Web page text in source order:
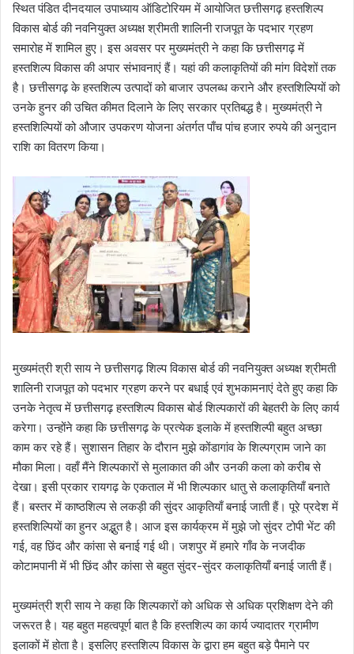
स्थित पंडित दीनदयाल उपाध्याय ऑडिटोरियम में आयोजित छत्तीसगढ़ हस्तशिल्प
विकास बोर्ड की नवनियुक्त अध्यक्ष श्रीमती शालिनी राजपूत के पदभार ग्रहण
समारोह में शामिल हुए। इस अवसर पर मुख्यमंत्री ने कहा कि छत्तीसगढ़ में
हस्तशिल्प विकास की अपार संभावनाएं हैं। यहां की कलाकृतियों की मांग विदेशों तक
है। छत्तीसगढ़ के हस्तशिल्प उत्पादों को बाजार उपलब्ध कराने और हस्तशिल्पियों को
उनके हुनर की उचित कीमत दिलाने के लिए सरकार प्रतिबद्ध है। मुख्यमंत्री ने
हस्तशिल्पियों को औजार उपकरण योजना अंतर्गत पाँच पांच हजार रुपये की अनुदान
राशि का वितरण किया।
मुख्यमंत्री श्री साय ने छत्तीसगढ़ शिल्प विकास बोर्ड की नवनियुक्त अध्यक्ष श्रीमती
शालिनी राजपूत को पदभार ग्रहण करने पर बधाई एवं शुभकामनाएं देते हुए कहा कि
उनके नेतृत्व में छत्तीसगढ़ हस्तशिल्प विकास बोर्ड शिल्पकारों की बेहतरी के लिए कार्य
करेगा। उन्होंने कहा कि छत्तीसगढ़ के प्रत्येक इलाके में हस्तशिल्पी बहुत अच्छा
काम कर रहे हैं। सुशासन तिहार के दौरान मुझे कोंडागांव के शिल्पग्राम जाने का
मौका मिला। वहाँ मैंने शिल्पकारों से मुलाकात की और उनकी कला को करीब से
देखा। इसी प्रकार रायगढ़ के एकताल में भी शिल्पकार धातु से कलाकृतियाँ बनाते
हैं। बस्तर में काष्ठशिल्प से लकड़ी की सुंदर आकृतियाँ बनाई जाती हैं। पूरे प्रदेश में
हस्तशिल्पियों का हुनर अद्भुत है। आज इस कार्यक्रम में मुझे जो सुंदर टोपी भेंट की
गई, वह छिंद और कांसा से बनाई गई थी। जशपुर में हमारे गाँव के नजदीक
कोटामपानी में भी छिंद और कांसा से बहुत सुंदर-सुंदर कलाकृतियाँ बनाई जाती हैं।
मुख्यमंत्री श्री साय ने कहा कि शिल्पकारों को अधिक से अधिक प्रशिक्षण देने की
जरूरत है। यह बहुत महत्वपूर्ण बात है कि हस्तशिल्प का कार्य ज्यादातर ग्रामीण
इलाकों में होता है। इसलिए हस्तशिल्प विकास के द्वारा हम बहुत बड़े पैमाने पर